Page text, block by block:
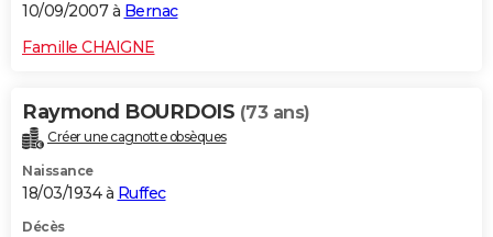
10/09/2007 à Bernac
Famille CHAIGNE
Raymond BOURDOIS (73 ans)
Créer une cagnotte obsèques
Naissance
18/03/1934 à Ruffec
Décès